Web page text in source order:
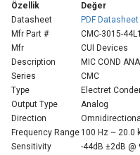
Özellik
Değer
Datasheet
PDF
Mfr Part #
CMC-3015-
Mfr
CUI Devices
Description
MIC COND
Series
CMC
Type
Electret
Output Type
Analog
Direction
Omnidirectional
Frequency Range 100 Hz ~ 20.0
Sensitivity
-44dB ±2dB @